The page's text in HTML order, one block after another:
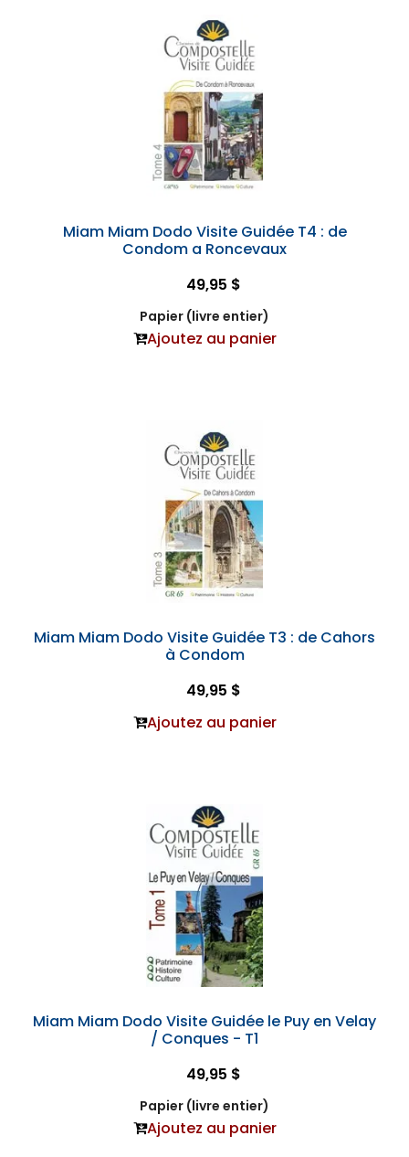
Miam Miam Dodo Visite Guidée T4 : de
Condom a Roncevaux
49,95 $
Papier (livre entier)
Ajoutez au panier
Miam Miam Dodo Visite Guidée T3 : de Cahors
à Condom
49,95 $
Ajoutez au panier
Miam Miam Dodo Visite Guidée le Puy en Velay
/ Conques - T1
49,95 $
Papier (livre entier)
Ajoutez au panier